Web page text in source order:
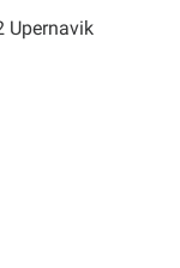
Upernavik